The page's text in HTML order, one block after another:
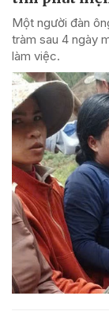
Một người đàn
tràm sau 4 ngày
làm việc.